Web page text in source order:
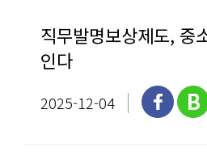
직무발명보상제도, 중
인다
2025-12-04